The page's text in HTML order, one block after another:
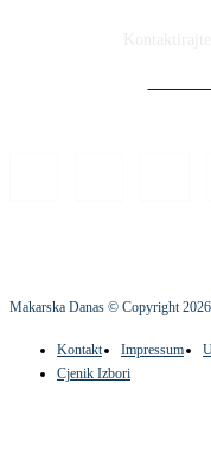
Makarska Danas © Copyright2026
Kontakt Impressum
Cjenik Izbori